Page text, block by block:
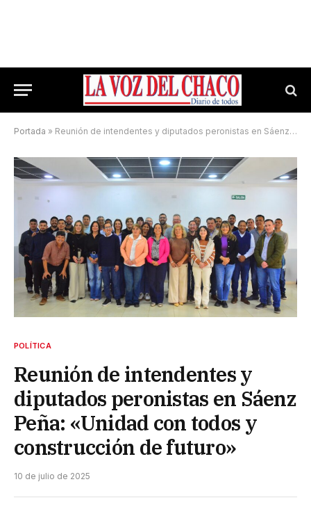
Portada » Reunión de intendentes y diputados peronistas en Sáenz Peña: «Unidad con todos y construcción de futuro»
POLÍTICA
Reunión de intendentes y
diputados peronistas en Sáenz
Peña: «Unidad con todos y
construcción de futuro»
10 de julio de 2025